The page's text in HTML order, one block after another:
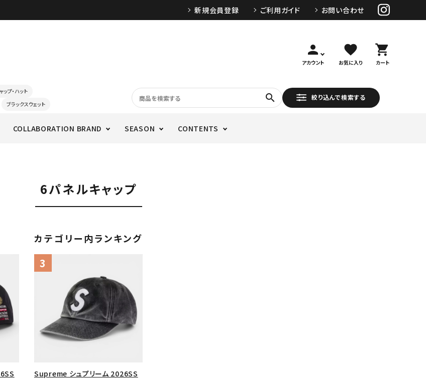
新規会員登録 ご利用ガイド お問い合わせ
person
アカウント
favorite
お気に入り
shopping_cart
カート
ップ・ハット
ブラックスウェット
search 絞り込んで検索する
COLLABORATION BRAND SEASON CONTENTS
6パネルキャップ
カテゴリー内ランキング
Supreme シュプリーム 2026SS